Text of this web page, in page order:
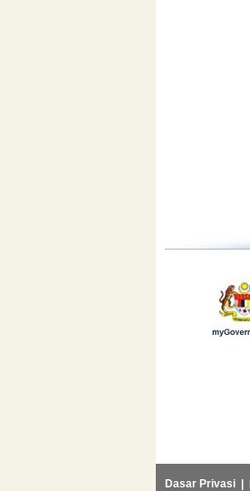
Dasar Privasi